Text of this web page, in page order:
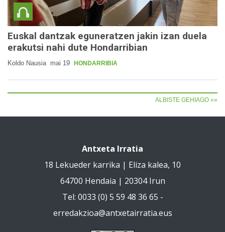
Euskal dantzak eguneratzen jakin izan duela
erakutsi nahi dute Hondarribian
Koldo Nausia mai 19 HONDARRIBIA
ALBISTE GEHIAGO »»
Antxeta Irratia
18 Lekueder karrika | Eliza kalea, 10
64700 Hendaia | 20304 Irun
Tel: 0033 (0) 5 59 48 36 65 -
erredakzioa@antxetairratia.eus